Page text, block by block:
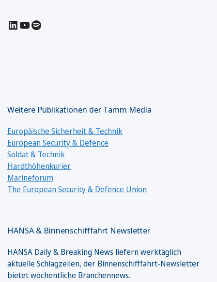
LinkedIn
YouTube
Spotify
Weitere Publikationen der Tamm Media
Europäische Sicherheit & Technik
European Security & Defence
Soldat & Technik
Hardthöhenkurier
Marineforum
The European Security & Defence Union
HANSA & Binnenschifffahrt Newsletter
HANSA Daily & Breaking News liefern werktäglich
aktuelle Schlagzeilen, der Binnenschifffahrt-Newsletter
bietet wöchentliche Branchennews.